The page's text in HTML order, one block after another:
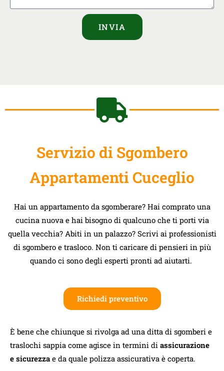
INVIA
Servizio di Sgombero
Appartamenti Cuceglio
Hai un appartamento da sgomberare? Hai comprato una
cucina nuova e hai bisogno di qualcuno che ti porti via
quella vecchia? Abiti in un palazzo? Scrivi ai professionisti
di sgombero e trasloco. Non ti caricare di pensieri in più
quando ci sono degli esperti pronti ad aiutarti.
Richiedi preventivo
È bene che chiunque si rivolga ad una ditta di sgomberi e
traslochi sappia come agisce in termini di assicurazione
e sicurezza e da quale polizza assicurativa è coperta.